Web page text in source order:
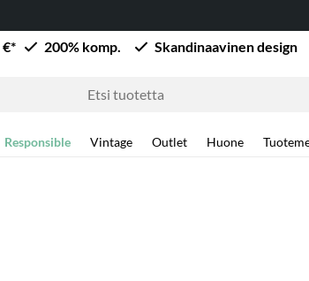
200% komp. Skandinaavinen design
Responsible Vintage Outlet Huone